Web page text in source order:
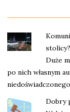
stolicy?
Duże
po nich własnym
Dobry